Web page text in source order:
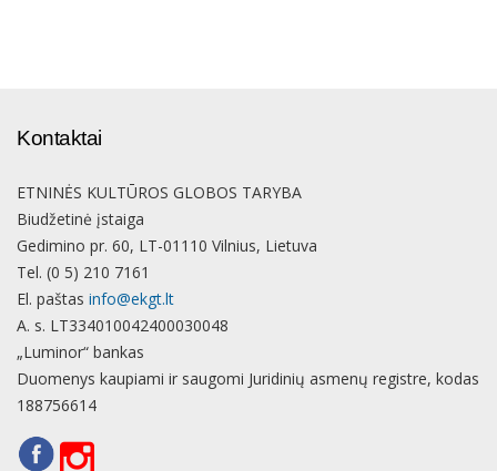
Kontaktai
ETNINĖS KULTŪROS GLOBOS TARYBA
Biudžetinė įstaiga
Gedimino pr. 60, LT-01110 Vilnius, Lietuva
Tel. (0 5) 210 7161
El. paštas info@ekgt.lt
A. s. LT334010042400030048
„Luminor“ bankas
Duomenys kaupiami ir saugomi Juridinių asmenų registre, kodas
188756614